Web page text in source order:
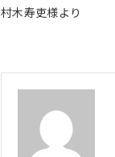
村木寿吏様より